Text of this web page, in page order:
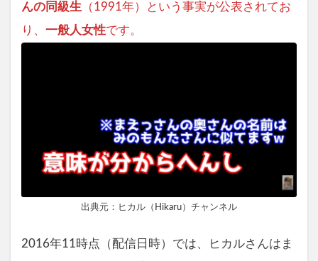
んの同級生 （1991年）という事実が公表されてお
り、 一般人女性です。
出典元：ヒカル（Hikaru）チャンネル
2016年11時点（配信日時）では、ヒカルさんはま